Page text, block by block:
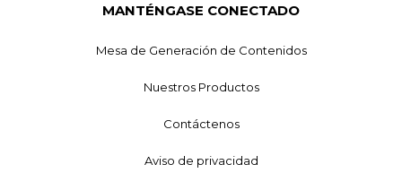
MANTÉNGASE CONECTADO
Mesa de Generación de Contenidos
Nuestros Productos
Contáctenos
Aviso de privacidad